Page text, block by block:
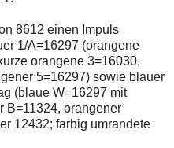
8612 einen Impuls
1/A=16297 (orangene
orangene 3=16030,
5=16297) sowie blauer
(blaue W=16297 mit
B=11324, orangener
12432; farbig umrandete